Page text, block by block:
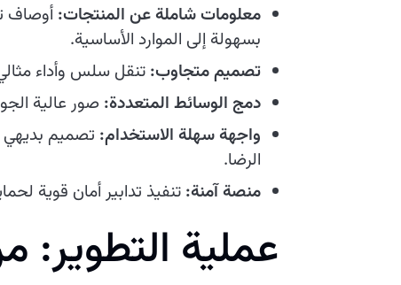
معلومات شاملة عن المنتجات: أوصاف
بسهولة إلى الموارد الأساسية.
تصميم متجاوب: تنقل سلس وأداء
دمج الوسائط المتعددة: صور عالية
واجهة سهلة الاستخدام: تصميم بديهي
الرضا.
منصة آمنة:تنفيذ تدابير أمان قوية
عملية التطوير: